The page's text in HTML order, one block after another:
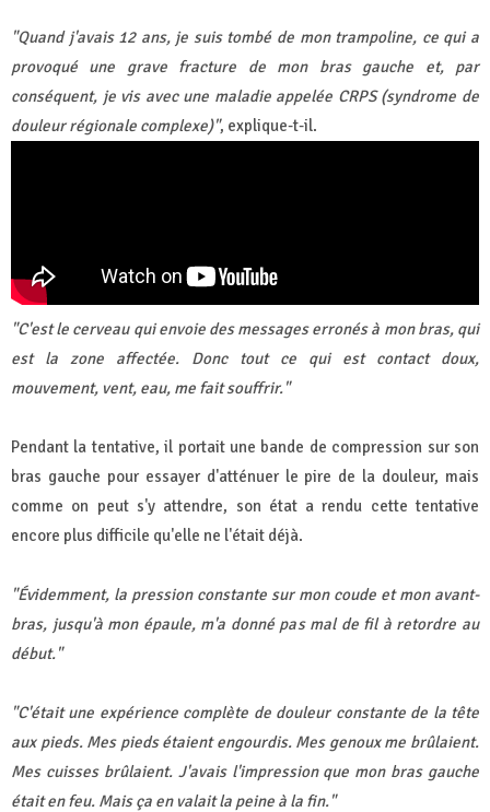
"Quand j'avais 12 ans, je suis tombé de mon trampoline, ce qui a
provoqué une grave fracture de mon bras gauche et, par
conséquent, je vis avec une maladie appelée CRPS (syndrome de
douleur régionale complexe)", explique-t-il.
"C'est le cerveau qui envoie des messages erronés à mon bras, qui
est la zone affectée. Donc tout ce qui est contact doux,
mouvement, vent, eau, me fait souffrir."
Pendant la tentative, il portait une bande de compression sur son
bras gauche pour essayer d'atténuer le pire de la douleur, mais
comme on peut s'y attendre, son état a rendu cette tentative
encore plus difficile qu'elle ne l'était déjà.
"Évidemment, la pression constante sur mon coude et mon avant-
bras, jusqu'à mon épaule, m'a donné pas mal de fil à retordre au
début."
"C'était une expérience complète de douleur constante de la tête
aux pieds. Mes pieds étaient engourdis. Mes genoux me brûlaient.
Mes cuisses brûlaient. J'avais l'impression que mon bras gauche
était en feu. Mais ça en valait la peine à la fin."